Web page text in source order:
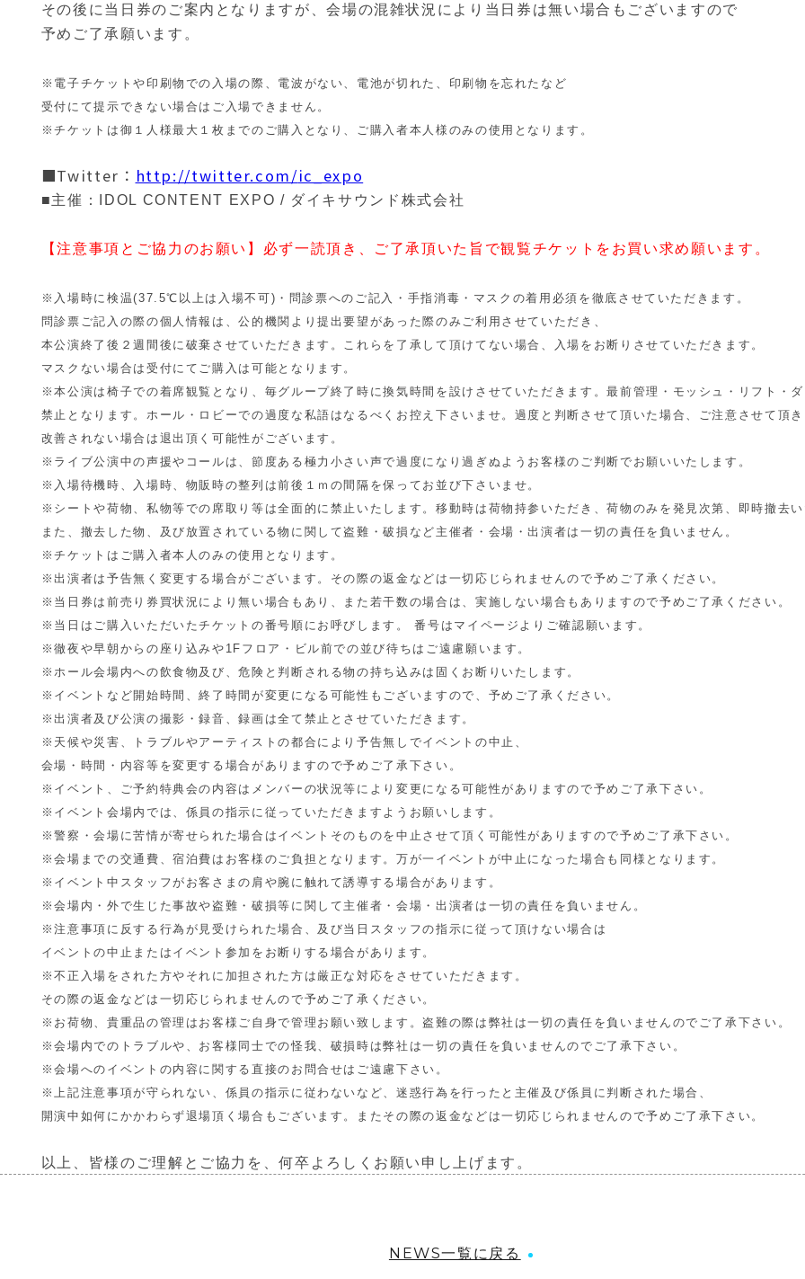
その後に当日券のご案内となりますが、会場の混雑状況により当日券は無い場合もございますので
予めご了承願います。
※電子チケットや印刷物での入場の際、電波がない、 電池が切れた、印刷物を忘れたなど
受付にて提示できない場合はご入場できません。
※チケットは御１人様最大１枚までのご購入となり、 ご購入者本人様のみの使用となります。
■Twitter： http://twitter.com/ic_expo
■主催：IDOL CONTENT EXPO / ダイキサウンド株式会社
【注意事項とご協力のお願い】必ず一読頂き、 ご了承頂いた旨で観覧チケットをお買い求め願います。
※入場時に検温(37.5℃以上は入場不可)・ 問診票へのご記入・手指消毒・ マスクの着用必須を徹底させていただきます。
問診票ご記入の際の個人情報は、公的機関より提出要望があった際のみご利用させていただき、
本公演終了後２週間後に破棄させていただきます。 これらを了承して頂けてない場合、
入場をお断りさせていただきます。
マスクない場合は受付にてご購入は可能となります。
※本公演は椅子での着席観覧となり、 毎グループ終了時に換気時間を設けさせていただきます。最前管理・モッシュ・リフト・ダ
禁止となります。ホール・ ロビーでの過度な私語はなるべくお控え下さいませ。 過度と判断させて頂いた場合、ご注意させて頂き
改善されない場合は退出頂く可能性がございます。
※ライブ公演中の声援やコールは、 節度ある極力小さい声で過度になり過ぎぬようお客様のご判断でお願いいたします。
※入場待機時、入場時、 物販時の整列は前後１ｍの間隔を保ってお並び下さいませ。
※シートや荷物、私物等での席取り等は全面的に禁止いたします。 移動時は荷物持参いただき、荷物のみを発見次第、 即時撤去い
また、撤去した物、及び放置されている物に関して盗難・破損など主催者・会場・出演者は一切の責任を負いません。
※チケットはご購入者本人のみの使用となります。
※出演者は予告無く変更する場合がございます。 その際の返金などは一切応じられませんので予めご了承ください。
※当日券は前売り券買状況により無い場合もあり、
また若干数の場合は、 実施しない場合もありますので予めご了承ください。
※当日はご購入いただいたチケットの番号順にお呼びします。 番号はマイページよりご確認願います。
※徹夜や早朝からの座り込みや1Fフロア・ ビル前での並び待ちはご遠慮願います。
※ホール会場内への飲食物及び、危険と判断される物の持ち込みは固くお断りいたします。
※イベントなど開始時間、終了時間が変更になる可能性もございますので、 予めご了承ください。
※出演者及び公演の撮影・録音、録画は全て禁止とさせていただきます。
※天候や災害、
トラブルやアーティストの都合により予告無しでイベントの中止、
会場・時間・ 内容等を変更する場合がありますので予めご了承下さい。
※イベント、 ご予約特典会の内容はメンバーの状況等により変更になる可能性がありますので予めご了承下さい。
※イベント会場内では、 係員の指示に従っていただきますようお願いします。
※警察・会場に苦情が寄せられた場合はイベントそのものを中止させて頂く 可能性がありますので予めご了承下さい。
※会場までの交通費、宿泊費はお客様のご負担となります。万が一イベントが中止になった場合も同様となります。
※ イベント中スタッフがお客さまの肩や腕に触れて誘導する場合があ ります。
※会場内・外で生じた事故や盗難・破損等に関して主催者・会場・ 出演者は一切の責任を負いません。
※注意事項に反する行為が見受けられた場合、 及び当日スタッフの指示に従って頂けない場合は
イベントの中止またはイベント参加をお断りする場合があります。
※不正入場をされた方やそれに加担された方は厳正な対応をさせてい ただきます。
その際の返金などは一切応じられませんので予めご了承ください。
※お荷物、貴重品の管理はお客様ご自身で管理お願い致します。盗難の際は弊社は一切の責任を負いませんのでご了承下さい。
※会場内でのトラブルや、お客様同士での怪我、 破損時は弊社は一切の責任を負いませんのでご了承下さい。
※会場へのイベントの内容に関する直接のお問合せはご遠慮下さい。
※上記注意事項が守られない、係員の指示に従わないなど、迷惑行為を行ったと主催及び係員に判断された場合、
開演中如何にかかわらず退場頂く場合もございます。
またその際の返金などは一切応じられませんので予めご了承下さい。
以上、皆様のご理解とご協力を、何卒よろしくお願い申し上げます。
NEWS一覧に戻る